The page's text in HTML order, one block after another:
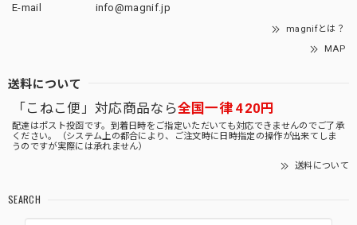
E-mail
info@magnif.jp
magnifとは？
MAP
送料について
「こねこ便」対応商品なら全国一律 420円
配達はポスト投函です。到着日時をご指定いただいても対応できませんのでご了承
ください。（システム上の都合により、ご注文時に日時指定の操作が出来てしま
うのですが実際には承れません）
送料について
SEARCH